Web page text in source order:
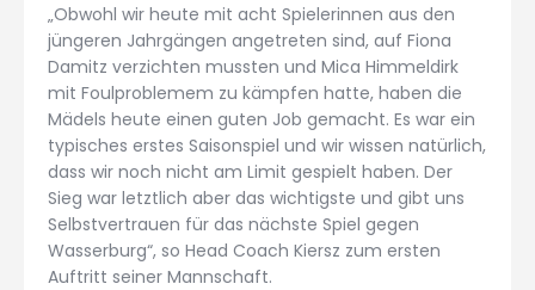
„Obwohl wir heute mit acht Spielerinnen aus den
jüngeren Jahrgängen angetreten sind, auf Fiona
Damitz verzichten mussten und Mica Himmeldirk
mit Foulproblemem zu kämpfen hatte, haben die
Mädels heute einen guten Job gemacht. Es war ein
typisches erstes Saisonspiel und wir wissen natürlich,
dass wir noch nicht am Limit gespielt haben. Der
Sieg war letztlich aber das wichtigste und gibt uns
Selbstvertrauen für das nächste Spiel gegen
Wasserburg“, so Head Coach Kiersz zum ersten
Auftritt seiner Mannschaft.